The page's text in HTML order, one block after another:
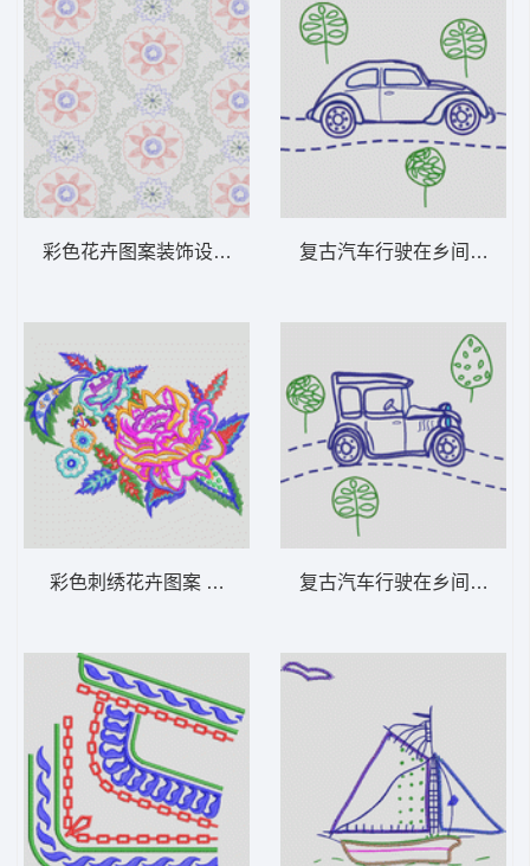
彩色花卉图案装饰设计 女装服装时装
彩色刺绣花卉图案 女装服装时装